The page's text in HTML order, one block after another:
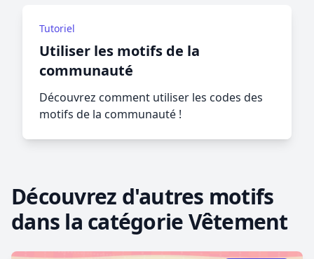
Tutoriel
Utiliser les motifs de la
communauté
Découvrez comment utiliser les codes des
motifs de la communauté !
Découvrez d'autres motifs
dans la catégorie Vêtement